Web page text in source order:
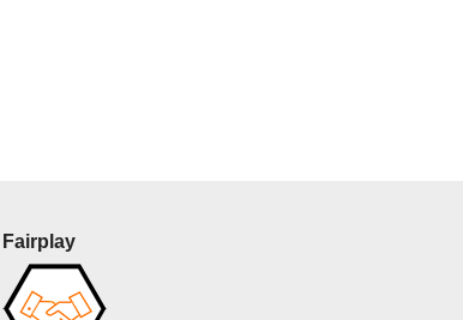
Fairplay